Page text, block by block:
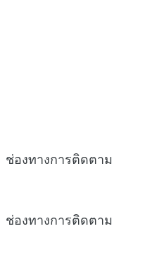
ช่องทางการติดตาม
ช่องทางการติดตาม